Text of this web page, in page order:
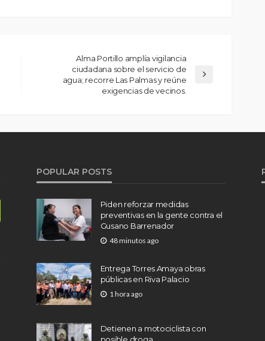
Alma Portillo amplía vigilancia
ciudadana sobre el servicio de
agua; recorre Las Palmas y reúne
exigencias de vecinos.
POPULAR POSTS
Piden reforzar medidas
preventivas en la gente contra el
Gusano Barrenador
48 minutos ago
Entrega Torres Amaya obras
públicas en Riva Palacio
1 hora ago
Detienen a motociclista con